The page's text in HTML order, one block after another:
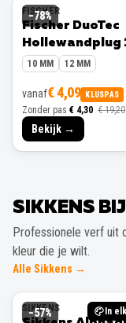
−78%
FISCHER
Fischer DuoTec
Hollewandplug
mm 10 stuks
10 MM 12 MM
vanaf€ 4,09 KLUSPAS
Zonder pas € 4,30 € 19,20
Bekijk →
SIKKENS
Professionele verf uit
kleur die je wilt.
Alle Sikkens →
−57% In
SIKKENS